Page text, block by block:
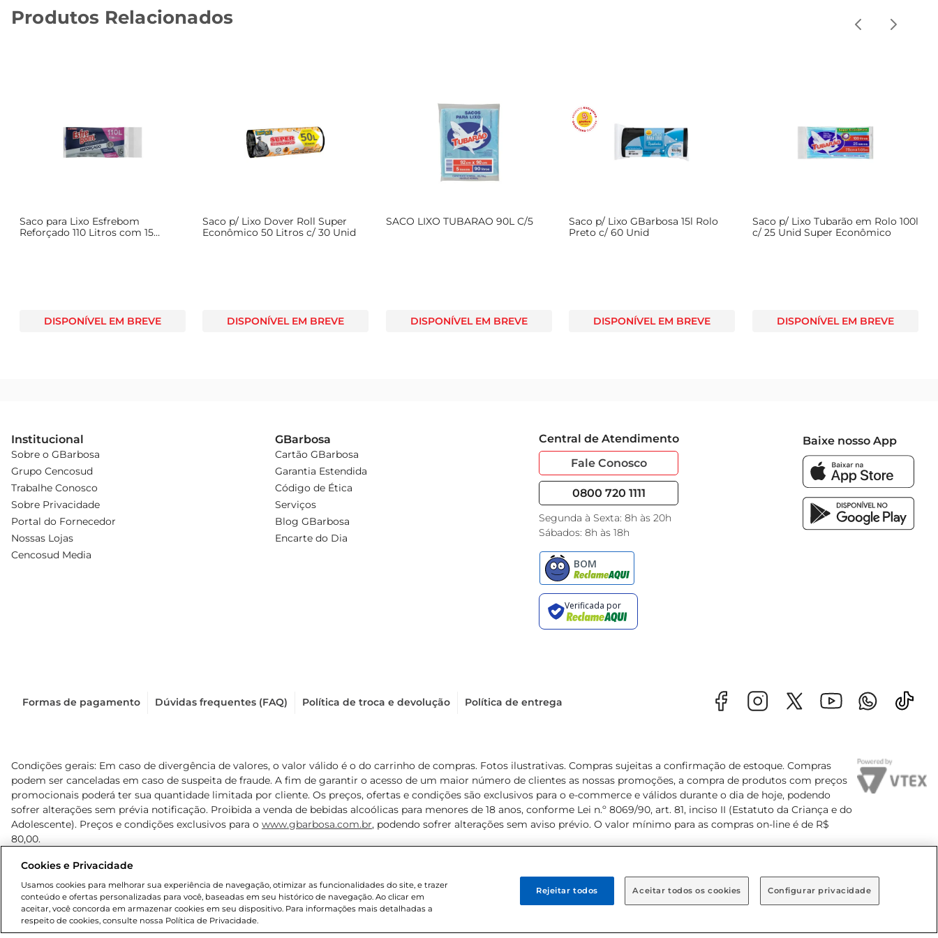
Produtos Relacionados
Saco para Lixo Esfrebom
Reforçado 110 Litros com 15
DISPONÍVEL EM BREVE
Saco p/ Lixo Dover Roll Super
Econômico 50 Litros c/ 30 Unid
DISPONÍVEL EM BREVE
SACO LIXO TUBARAO 90L C/5
DISPONÍVEL EM BREVE
Saco p/ Lixo GBarbosa 15l Rolo
Preto c/ 60 Unid
DISPONÍVEL EM BREVE
Saco p/ Lixo Tubarão em Rolo 100l
c/ 25 Unid Super Econômico
DISPONÍVEL EM BREVE
Institucional
Sobre o GBarbosa
Grupo Cencosud
Trabalhe Conosco
Sobre Privacidade
Portal do Fornecedor
Nossas Lojas
Cencosud Media
GBarbosa
Cartão GBarbosa
Garantia Estendida
Código de Ética
Serviços
Blog GBarbosa
Encarte do Dia
Central de Atendimento
Fale Conosco
0800 720 1111
Segunda à Sexta: 8h às 20h
Sábados: 8h às 18h
Baixe nosso App
Formas de pagamento Dúvidas frequentes (FAQ) Política de troca e devolução Política de entrega
Condições gerais: Em caso de divergência de valores, o valor válido é o do carrinho de compras. Fotos ilustrativas. Compras sujeitas a confirmação de estoque. Compras
podem ser canceladas em caso de suspeita de fraude. A fim de garantir o acesso de um maior número de clientes as nossas promoções, a compra de produtos com preços
promocionais poderá ter sua quantidade limitada por cliente. Os preços, ofertas e condições são exclusivos para o e-commerce e válidos durante o dia de hoje, podendo
sofrer alterações sem prévia notificação. Proibida a venda de bebidas alcoólicas para menores de 18 anos, conforme Lei n.º 8069/90, art. 81, inciso II (Estatuto da Criança e do
Adolescente). Preços e condições exclusivos para o www.gbarbosa.com.br, podendo sofrer alterações sem aviso prévio. O valor mínimo para as compras on-line é de R$
80,00.
Cookies e Privacidade
Usamos cookies para melhorar sua experiência de navegação, otimizar as funcionalidades do site, e trazer
conteúdo e ofertas personalizadas para você, baseadas em seu histórico de navegação. Ao clicar em
aceitar, você concorda em armazenar cookies em seu dispositivo. Para informações mais detalhadas a
respeito de cookies, consulte nossa Política de Privacidade.
Configurar privacidade
Rejeitar todos Aceitar todos os cookies